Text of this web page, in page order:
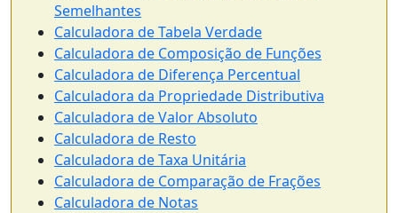
Semelhantes
Calculadora de Tabela Verdade
Calculadora de Composição de Funções
Calculadora de Diferença Percentual
Calculadora da Propriedade Distributiva
Calculadora de Valor Absoluto
Calculadora de Resto
Calculadora de Taxa Unitária
Calculadora de Comparação de Frações
Calculadora de Notas